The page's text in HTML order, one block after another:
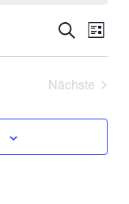
Suche
Liste
Nächste